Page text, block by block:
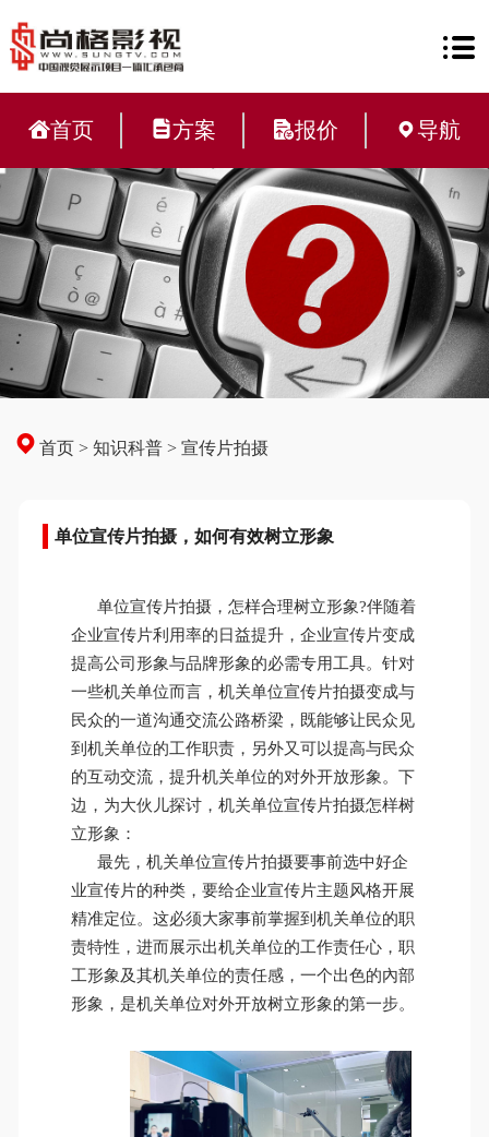
首页 方案 报价 导航
首页 >知识科普 >宣传片拍摄
单位宣传片拍摄，如何有效树立形象
单位宣传片拍摄，怎样合理树立形象?伴随着
企业宣传片利用率的日益提升，企业宣传片变成
提高公司形象与品牌形象的必需专用工具。针对
一些机关单位而言，机关单位宣传片拍摄变成与
民众的一道沟通交流公路桥梁，既能够让民众见
到机关单位的工作职责，另外又可以提高与民众
的互动交流，提升机关单位的对外开放形象。下
边，为大伙儿探讨，机关单位宣传片拍摄怎样树
立形象：
最先，机关单位宣传片拍摄要事前选中好企
业宣传片的种类，要给企业宣传片主题风格开展
精准定位。这必须大家事前掌握到机关单位的职
责特性，进而展示出机关单位的工作责任心，职
工形象及其机关单位的责任感，一个出色的內部
形象，是机关单位对外开放树立形象的第一步。